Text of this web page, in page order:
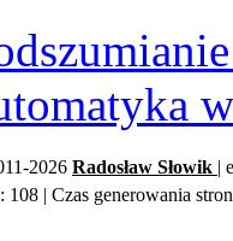
2026 Radosław Słowik |
108 | Czas generowania